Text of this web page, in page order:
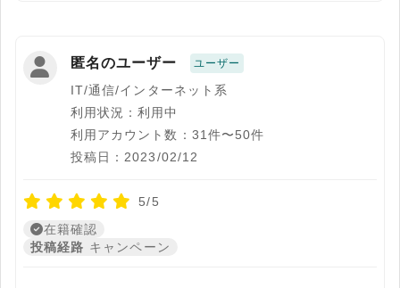
匿名のユーザー ユーザー
IT/通信/インターネット系
利用状況：利用中
利用アカウント数：31件〜50件
投稿日：2023/02/12
5/5
在籍確認
投稿経路 キャンペーン